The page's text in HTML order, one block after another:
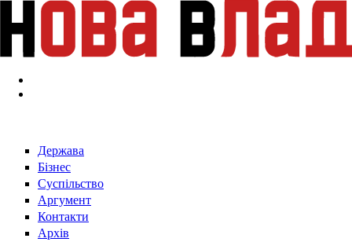
Перейти к основному содержанию
Держава
Бізнес
Суспільство
Аргумент
Контакти
Архів